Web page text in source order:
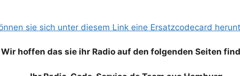
sie sich unter diesem Link eine Ersatzcodecard
Wir hoffen das sie ihr Radio auf den folgenden Seiten